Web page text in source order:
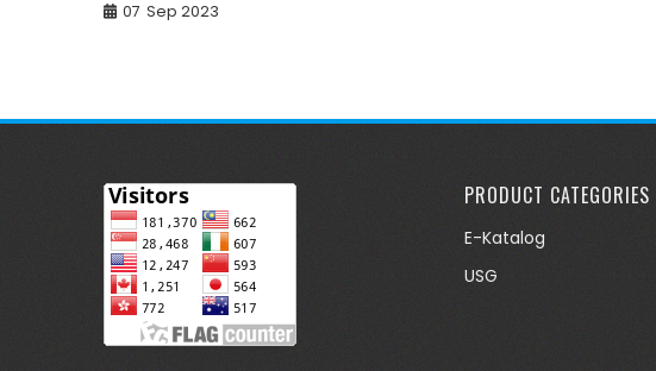
07 Sep 2023
PRODUCT CATEGORIES
E-Katalog
USG